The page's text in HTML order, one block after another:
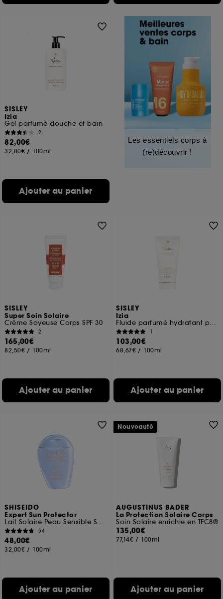
SISLEY
Izia
Gel parfumé douche et bain
2
82,00€
32,80€ / 100ml
Ajouter au panier
Les essentiels corps à
(re)découvrir !
SISLEY
Super Soin Solaire
Crème Soyeuse Corps SPF 30
2
165,00€
82,50€ / 100ml
Ajouter au panier
SISLEY
Izia
Fluide parfumé hydratant pour le corps
1
103,00€
68,67€ / 100ml
Ajouter au panier
SHISEIDO
Expert Sun Protector
Lait Solaire Peau Sensible SPF50+
54
48,00€
32,00€ / 100ml
Ajouter au panier
AUGUSTINUS BADER
La Protection Solaire Corps
Soin Solaire enrichie en TFC8®
135,00€
77,14€ / 100ml
Ajouter au panier
Nouveauté